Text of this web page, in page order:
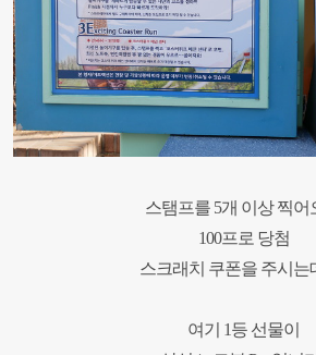
스탬프를 5개 이상 찍어
100프로 당첨
스크래치 쿠폰을 주시는
여기 1등 선물이